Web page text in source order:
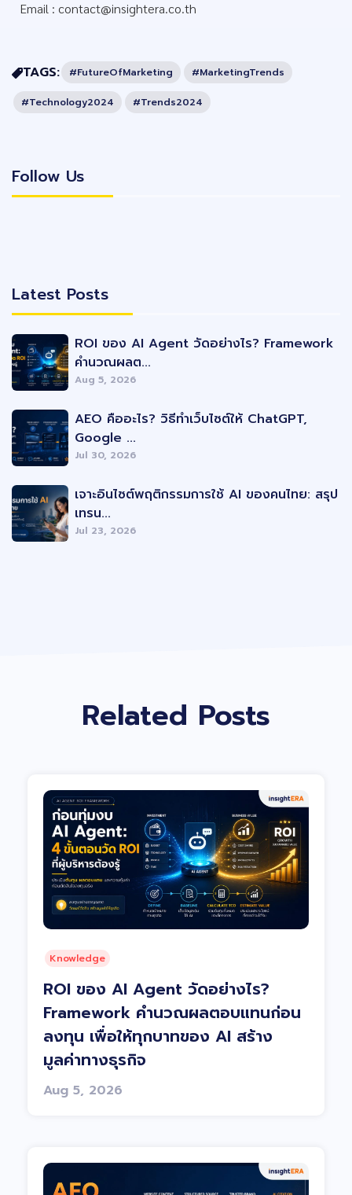
Email : contact@insightera.co.th
TAGS: #FutureOfMarketing #MarketingTrends
#Technology2024 #Trends2024
Follow Us
Latest Posts
ROI ของ AI Agent วัดอย่างไร? Framework
คำนวณผลต...
Aug 5, 2026
AEO คืออะไร? วิธีทำเว็บไซต์ให้ ChatGPT,
Google ...
Jul 30, 2026
เจาะอินไซต์พฤติกรรมการใช้ AI ของคนไทย: สรุป
เทรน...
Jul 23, 2026
Related Posts
Knowledge
ROI ของ AI Agent วัดอย่างไร?
Framework คำนวณผลตอบแทนก่อน
ลงทุน เพื่อให้ทุกบาทของ AI สร้าง
มูลค่าทางธุรกิจ
Aug 5, 2026